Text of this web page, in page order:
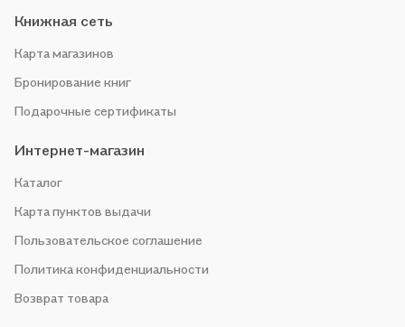
Книжная сеть
Карта магазинов
Бронирование книг
Подарочные сертификаты
Интернет-магазин
Каталог
Карта пунктов выдачи
Пользовательское соглашение
Политика конфиденциальности
Возврат товара